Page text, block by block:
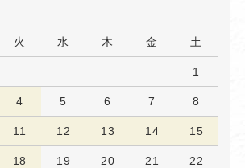
火 水 木 金 土
1
4 5 6 7 8
11 12 13 14 15
18 19 20 21 22